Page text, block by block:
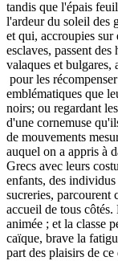
tandis que l'épais
l'ardeur du soleil des
et qui, accroupies sur
esclaves, passent des
valaques et bulgares,
pour les
emblématiques que
noirs; ou regardant
d'une cornemuse
de mouvements
auquel on a appris à
Grecs avec leurs
enfants, des
sucreries, parcourent
accueil de tous
animée ; et la classe
caïque, brave la
part des plaisirs de